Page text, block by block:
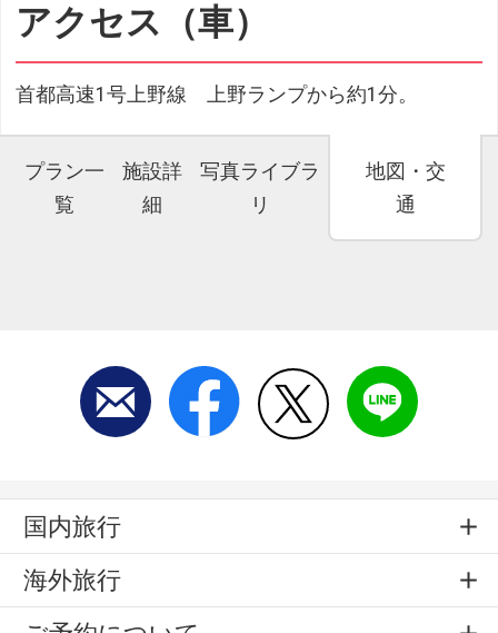
アクセス（車）
首都高速1号上野線 上野ランプから約1分。
プラン一
覧
施設詳
細
写真ライブラ
リ
地図・交
通
国内旅行
海外旅行